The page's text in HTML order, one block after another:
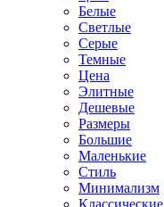
Белые
Светлые
Серые
Темные
Цена
Элитные
Дешевые
Размеры
Большие
Маленькие
Стиль
Минимализм
Классические